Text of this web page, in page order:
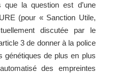
que la question est d’une
(pour « Sanction Utile,
discutée par le
3 de donner à la police
génétiques de plus en plus
des empreintes